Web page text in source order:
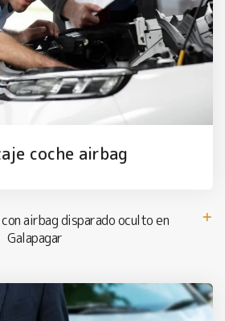
coche airbag
airbag disparado oculto en
Galapagar